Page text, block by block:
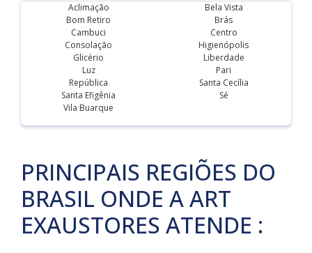
Aclimação
Bela Vista
Bom Retiro
Brás
Cambuci
Centro
Consolação
Higienópolis
Glicério
Liberdade
Luz
Pari
República
Santa Cecília
Santa Efigênia
Sé
Vila Buarque
PRINCIPAIS REGIÕES DO
BRASIL ONDE A ART
EXAUSTORES ATENDE :